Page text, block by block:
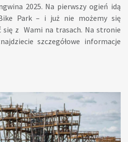
2025. Na pierwszy ogień idą
Park – i już nie możemy się
się z Wami na trasach. Na stronie
szczegółowe informacje
puchar-grupy-pingwina/
zapisów.